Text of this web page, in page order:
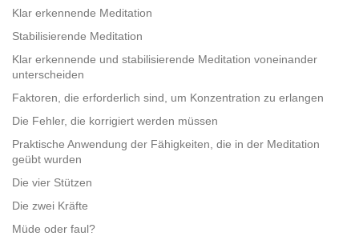
Klar erkennende Meditation
Stabilisierende Meditation
Klar erkennende und stabilisierende Meditation voneinander
unterscheiden
Faktoren, die erforderlich sind, um Konzentration zu erlangen
Die Fehler, die korrigiert werden müssen
Praktische Anwendung der Fähigkeiten, die in der Meditation
geübt wurden
Die vier Stützen
Die zwei Kräfte
Müde oder faul?